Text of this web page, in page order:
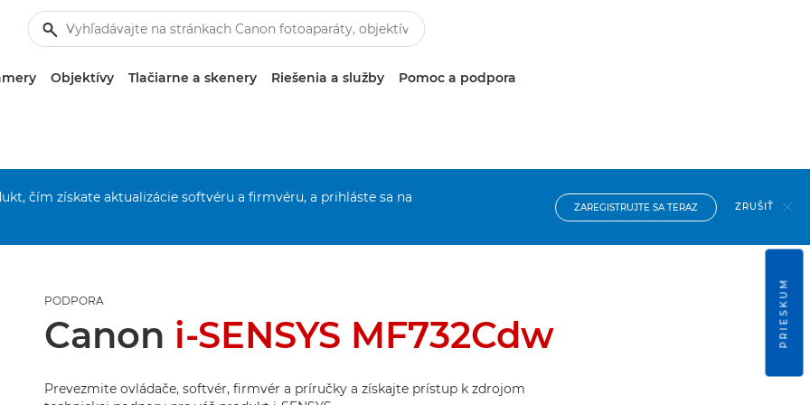
Objektívy Tlačiarne a skenery Riešenia a služby Pomoc a podpora
čím získate aktualizácie softvéru a firmvéru, a prihláste sa na
ZAREGISTRUJTE SA TERAZ ZRUŠIŤ
PODPORA
Canon i-SENSYS MF732Cdw
Prevezmite ovládače, softvér, firmvér a príručky a získajte prístup k zdrojom
PRIESKUM